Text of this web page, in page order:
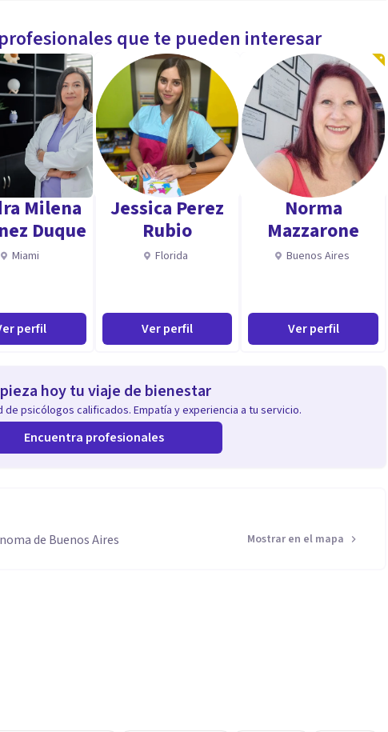
que te pueden interesar
Milena
Duque
Miami
perfil
Jessica Perez
Rubio
Florida
Ver perfil
Norma
Mazzarone
Buenos Aires
Ver perfil
hoy tu viaje de bienestar
de psicólogos calificados. Empatía y experiencia a tu servicio.
Encuentra profesionales
de Buenos Aires
Mostrar en el mapa